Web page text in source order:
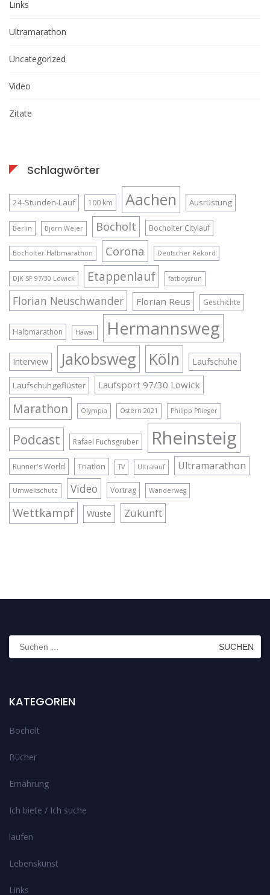
Links
Ultramarathon
Uncategorized
Video
Zitate
Schlagwörter
24-Stunden-Lauf 100 km Aachen Ausrüstung
Berlin Björn Weier Bocholt Bocholter Citylauf
Bocholter Halbmarathon Corona Deutscher Rekord
DJK SF 97/30 Lowick Etappenlauf fatboysrun
Florian Neuschwander Florian Reus Geschichte
Halbmarathon Hawai Hermannsweg
Interview Jakobsweg Köln Laufschuhe
Laufschuhgeflüster Laufsport 97/30 Lowick
Marathon Olympia Ostern 2021 Philipp Pflieger
Podcast Rafael Fuchsgruber Rheinsteig
Runner's World Triatlon TV Ultralauf Ultramarathon
Umweltschutz Video Vortrag Wanderweg
Wettkampf Wüste Zukunft
Suchen
nach:
KATEGORIEN
Bocholt
Bücher
Ernährung
Ich biete / Ich suche
laufen
Lebenskunst
Links